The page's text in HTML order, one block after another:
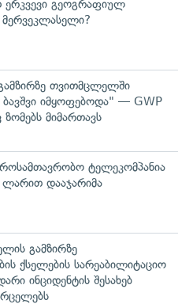
ერკვევი გეოგრაფიულ
მერვეკლასელი?
თვითმცლელში
იმყოფებოდა" — GWP
მიმართავს
ტელეკომპანია
დააჯარიმა
გამზირზე
ქსელების სარეაბილიტაციო
ინციდენტის შესახებ